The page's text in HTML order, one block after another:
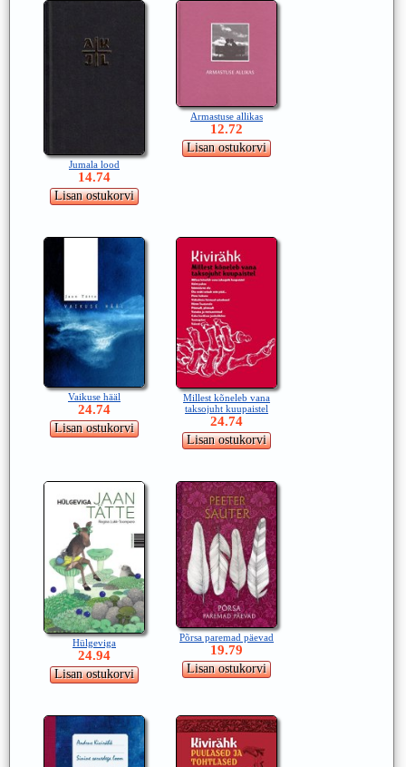
Jumala lood
14.74
Armastuse allikas
12.72
Vaikuse hääl
24.74
Millest kõneleb vana
taksojuht kuupaistel
24.74
Hülgeviga
24.94
Põrsa paremad päevad
19.79